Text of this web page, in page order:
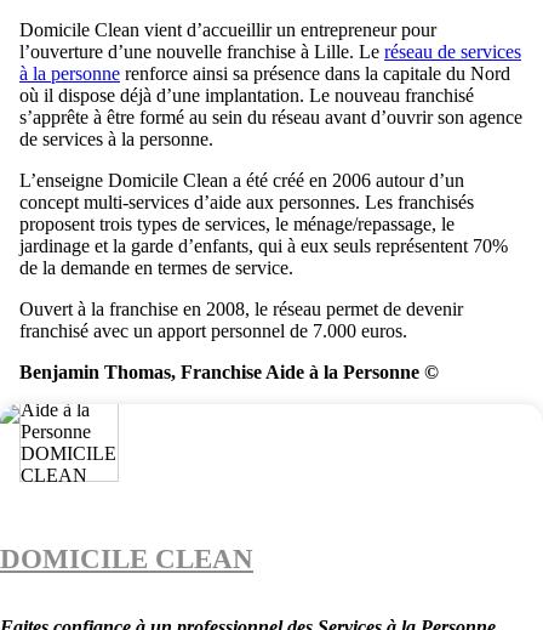
Domicile Clean vient d’accueillir un entrepreneur pour
l’ouverture d’une nouvelle franchise à Lille. Le réseau de services
à la personne renforce ainsi sa présence dans la capitale du Nord
où il dispose déjà d’une implantation. Le nouveau franchisé
s’apprête à être formé au sein du réseau avant d’ouvrir son agence
de services à la personne.
L’enseigne Domicile Clean a été créé en 2006 autour d’un
concept multi-services d’aide aux personnes. Les franchisés
proposent trois types de services, le ménage/repassage, le
jardinage et la garde d’enfants, qui à eux seuls représentent 70%
de la demande en termes de service.
Ouvert à la franchise en 2008, le réseau permet de devenir
franchisé avec un apport personnel de 7.000 euros.
Benjamin Thomas, Franchise Aide à la Personne ©
DOMICILE CLEAN